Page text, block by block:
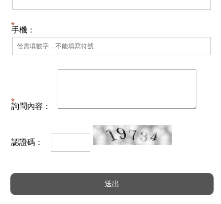
手機：
詢問內容：
認證碼：